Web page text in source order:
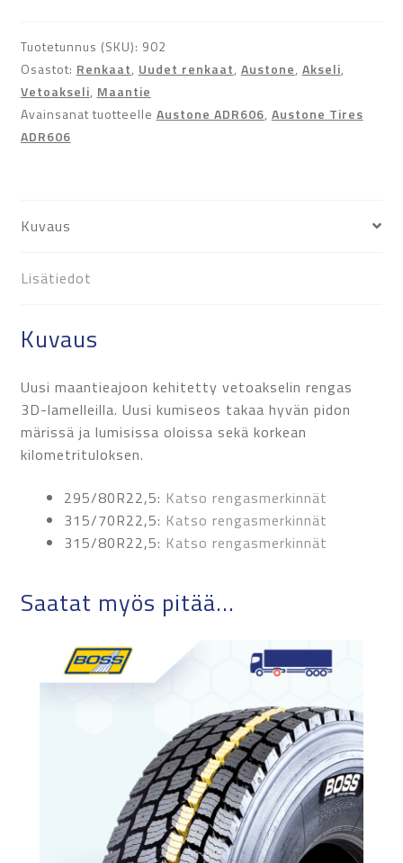
Tuotetunnus (SKU): 902
Osastot: Renkaat, Uudet renkaat, Austone, Akseli,
Vetoakseli, Maantie
Avainsanat tuotteelle Austone ADR606, Austone Tires
ADR606
Kuvaus
Lisätiedot
Kuvaus
Uusi maantieajoon kehitetty vetoakselin rengas
3D-lamelleilla. Uusi kumiseos takaa hyvän pidon
märissä ja lumisissa oloissa sekä korkean
kilometrituloksen.
295/80R22,5: Katso rengasmerkinnät
315/70R22,5: Katso rengasmerkinnät
315/80R22,5: Katso rengasmerkinnät
Saatat myös pitää...